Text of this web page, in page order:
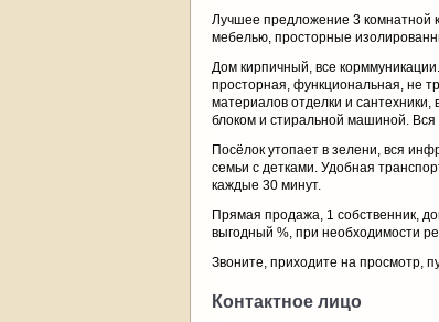
Лучшее предложение 3 комнатной
мебелью, просторные
Дом кирпичный, все
просторная, функциональная, не
материалов отделки и
блоком и стиральной машиной.
Посёлок утопает в зелени, вся
семьи с детками. Удобная
каждые 30 минут.
Прямая продажа, 1 собственник,
выгодный %, при необходимости
Звоните, приходите на просмотр,
Контактное лицо